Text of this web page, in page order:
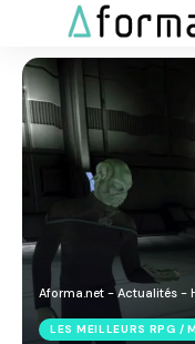
Aforma.net - Actualités -
LES MEILLEURS RPG /